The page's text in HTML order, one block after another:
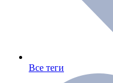
Все теги